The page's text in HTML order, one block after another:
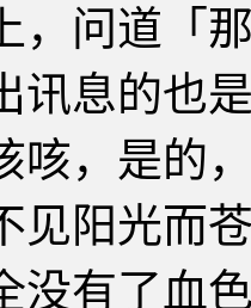
，问道「
讯息的也
，是的，
见阳光而
没有了血